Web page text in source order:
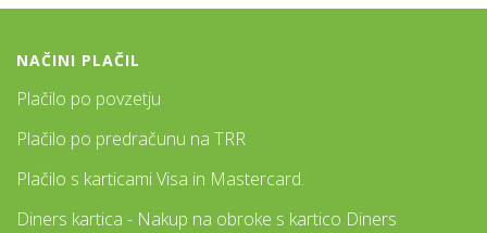
NAČINI PLAČIL
Plačilo po povzetju
Plačilo po predračunu na TRR
Plačilo s karticami Visa in Mastercard.
Diners kartica - Nakup na obroke s kartico Diners